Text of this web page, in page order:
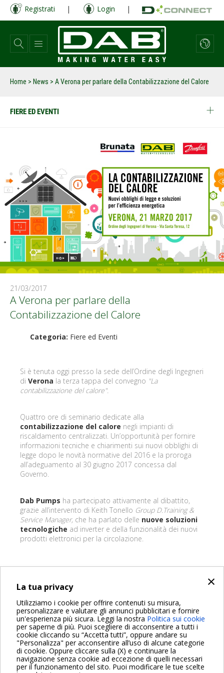
×
La tua privacy
Utilizziamo i cookie per offrire contenuti su misura,
personalizzare e valutare gli annunci pubblicitari e fornire
un'esperienza più sicura. Leggi la nostra Politica sui cookie
per saperne di più. Puoi scegliere di acconsentire a tutti i
cookie cliccando su “Accetta tutti”, oppure andare su
"Personalizza" per acconsentire all’uso di alcune categorie
di cookie. Oppure cliccare sulla (X) e continuare la
navigazione senza cookie ad eccezione di quelli necessari
per il funzionamento del sito. Puoi modificare le tue scelte
Salta
contenuto
principale
Registrati | Login |
Home > News > A Verona per parlare della Contabilizzazione del Calore
FIERE ED EVENTI
21/03/2017
A Verona per parlare della
Contabilizzazione del Calore
Categoria: Fiere ed Eventi
Si è tenuta oggi presso la sede dell’Ordine degli Ingegneri
di Verona la terza tappa del convegno "La
contabilizzazione del calore".
Quattro ore di seminario dedicate alla
contabilizzazione del calore negli impianti di
riscaldamento centralizzati. Un’opportunità per fornire
informazioni tecniche e chiarimenti sui nuovi obblighi di
legge dopo le novità normative del 2016 e la proroga
all’adeguamento al 30 giugno 2017 concessa dal
Governo.
Dab Pumps ha partecipato attivamente al dibattito,
grazie all’intervento di Keith Tonello Group D.Training &
Service Manager, che ha parlato delle nuove soluzioni
tecnologiche ad inverter e della funzionalità dei nuovi
prodotti elettronici per la circolazione.
INDIETRO
Share on:
Per maggiori informazioni consulta anche le Domande più
Frequenti